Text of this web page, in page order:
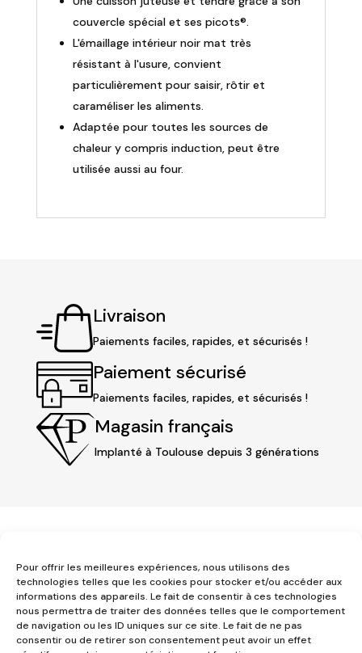
Pour offrir les meilleures expériences, nous utilisons des
technologies telles que les cookies pour stocker et/ou accéder aux
informations des appareils. Le fait de consentir à ces technologies
nous permettra de traiter des données telles que le comportement
de navigation ou les ID uniques sur ce site. Le fait de ne pas
consentir ou de retirer son consentement peut avoir un effet
couvercle spécial et ses picots®.
L'émaillage intérieur noir mat très
résistant à l'usure, convient
particulièrement pour saisir, rôtir et
caraméliser les aliments.
Adaptée pour toutes les sources de
chaleur y compris induction, peut être
utilisée aussi au four.
Livraison
Paiements faciles, rapides, et sécurisés !
Paiement sécurisé
Paiements faciles, rapides, et sécurisés !
Magasin français
Implanté à Toulouse depuis 3 générations
3 place Jeanne d'Arc
1er étage